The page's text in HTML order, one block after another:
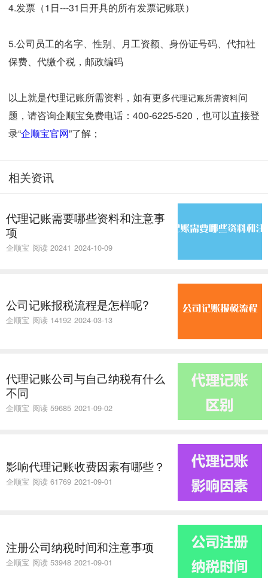
4.发票（1日---31日开具的所有发票记账联）
5.公司员工的名字、性别、月工资额、身份证号码、代扣社
保费、代缴个税，邮政编码
以上就是代理记账所需资料，如有更多代理记账所需资料问
题，请咨询企顺宝免费电话：400-6225-520，也可以直接登
录“企顺宝官网”了解；
相关资讯
代理记账需要哪些资料和注意事
项
企顺宝 阅读 20241 2024-10-09
公司记账报税流程是怎样呢?
企顺宝 阅读 14192 2024-03-13
代理记账公司与自己纳税有什么
不同
企顺宝 阅读 59685 2021-09-02
​影响代理记账收费因素有哪些？
企顺宝 阅读 61769 2021-09-01
注册公司纳税时间和注意事项
企顺宝 阅读 53948 2021-09-01